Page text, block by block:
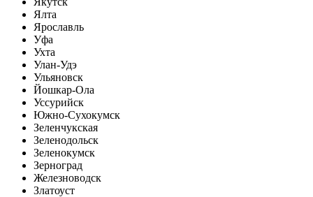
Ялта
Ярославль
Уфа
Ухта
Улан-Удэ
Ульяновск
Йошкар-Ола
Уссурийск
Южно-Сухокумск
Зеленчукская
Зеленодольск
Зеленокумск
Зерноград
Железноводск
Златоуст